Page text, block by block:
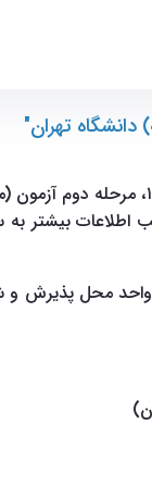
تهران"
اطلاعات بیشتر
واحد محل